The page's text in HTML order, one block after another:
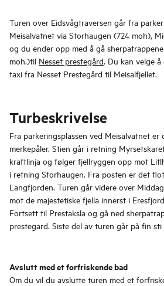
Turen over Eidsvågtraversen går fra
Meisalvatnet via Storhaugen (724 moh),
og du ender opp med å gå
moh.)til Nesset prestegård. Du kan velge
taxi fra Nesset Prestegård til Meisalfjellet.
Turbeskrivelse
Fra parkeringsplassen ved Meisalvatnet
merkepåler. Stien går i retning
kraftlinja og følger fjellryggen opp mot
i retning Storhaugen. Fra posten er det
Langfjorden. Turen går videre over
mot de majestetiske fjella innerst i
Fortsett til Prestaksla og gå ned
prestegard. Siste del av turen går på fin
Avslutt med et forfriskende bad
Om du vil du avslutte turen med et